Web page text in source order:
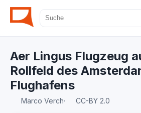
Aer Lingus Flugzeug
Rollfeld des
Flughafens
Marco Verch· CC-BY 2.0